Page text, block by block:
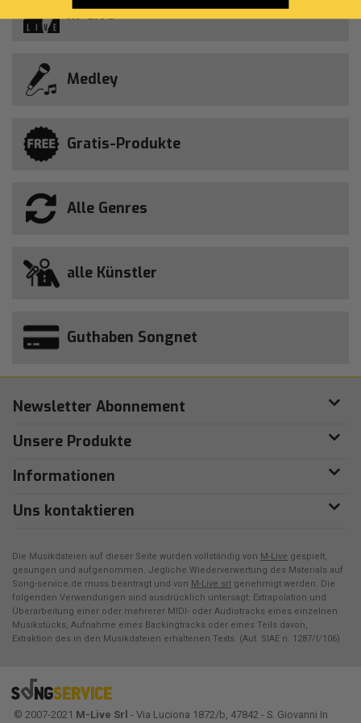
M-Live
Medley
Gratis-Produkte
Alle Genres
alle Künstler
Guthaben Songnet
Newsletter Abonnement
Unsere Produkte
Informationen
Uns kontaktieren
Die Musikdateien auf dieser Seite wurden vollständig von M-Live gespielt,
gesungen und aufgenommen. Jegliche Wiederverwertung des Materials auf
Song-service.de muss beantragt und von M-Live srl genehmigt werden. Die
folgenden Verwendungen sind ausdrücklich untersagt: Extrapolation und
Überarbeitung einer oder mehrerer MIDI- oder Audiotracks eines einzelnen
Musikstücks, Aufnahme eines Backingtracks oder eines Teils davon,
Extraktion des in den Musikdateien erhaltenen Texts. (Aut. SIAE n. 1287/I/106)
© 2007-2021 M-Live Srl - Via Luciona 1872/b, 47842 - S. Giovanni In